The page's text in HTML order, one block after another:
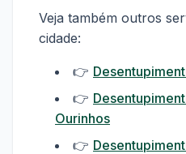
Veja também outros
cidade:
👉
👉
Ourinhos
👉